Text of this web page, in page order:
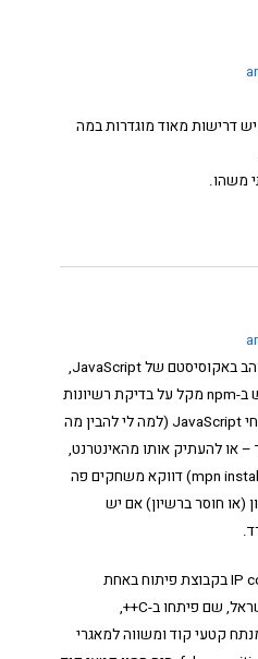
דרישות מאוד מוגדרות במה
משהו.
יש כל מיני דברים שאני לא אוהב באקוסיסטם של JavaScript,
אבל אני מניח שדפוס השימוש ב-npm מקל על בדיקת רשיונות
– ההרגלים הגרועים של מפתחי JavaScript (למה לי להבין מה
או להעתיק אותו מהאינטרנט,
אם אני יכול לעשות mpn install leftpad) דווקא משחקים פה
(או חוסר ברשיון) אם יש
פעם הייתי אחראי IP compliance בקבוצת פיתוח באחת
מחברות התוכנה הגדולות בישראל, שם פיתחו ב-C++,
קטעי קוד ומשווה למאגרי